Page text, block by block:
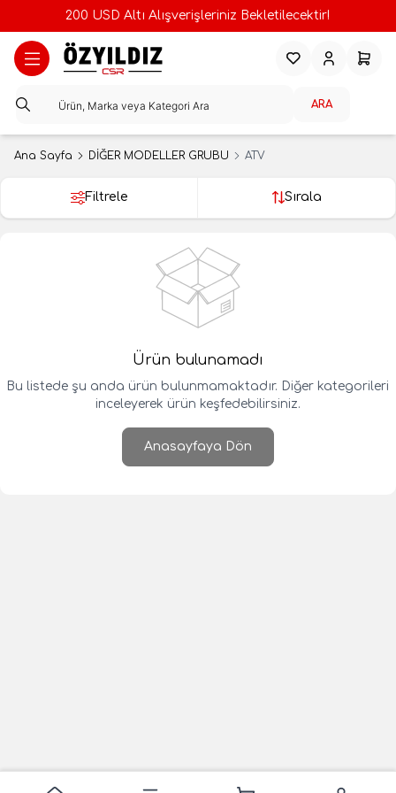
200 USD Altı Alışverişleriniz Bekletilecektir!
ARA
FavorilerimHesabım
Ana Sayfa DİĞER MODELLER GRUBU ATV
Filtrele Sırala
Ürün bulunamadı
Bu listede şu anda ürün bulunmamaktadır. Diğer kategorileri
inceleyerek ürün keşfedebilirsiniz.
Anasayfaya Dön